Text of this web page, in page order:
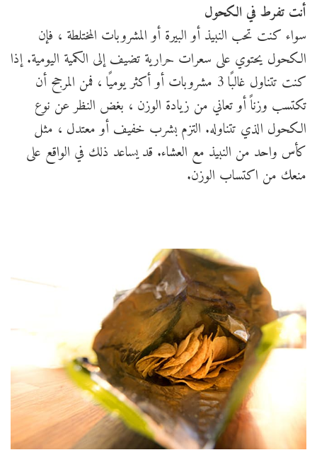
أنت تفرط في الكحول
سواء كنت تحب النبيذ أو البيرة أو المشروبات المختلطة ، فإن
الكحول يحتوي على سعرات حرارية تضيف إلى الكمية اليومية. إذا
كنت تتناول غالبًا 3 مشروبات أو أكثر يوميًا ، فمن المرجح أن
تكتسب وزناً أو تعاني من زيادة الوزن ، بغض النظر عن نوع
الكحول الذي تتناوله. التزم بشرب خفيف أو معتدل ، مثل
كأس واحد من النبيذ مع العشاء. قد يساعد ذلك في الواقع على
منعك من اكتساب الوزن.